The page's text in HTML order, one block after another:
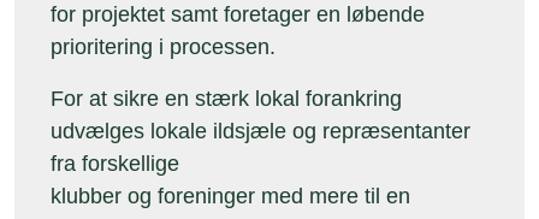
for projektet samt foretager en løbende
prioritering i processen.
For at sikre en stærk lokal forankring
udvælges lokale ildsjæle og repræsentanter
fra forskellige
klubber og foreninger med mere til en